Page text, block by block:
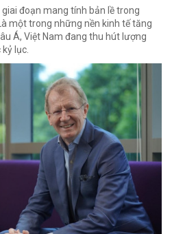
đoạn mang tính bản lề trong
một trong những nền kinh tế tăng
Á, Việt Nam đang thu hút lượng
lục.